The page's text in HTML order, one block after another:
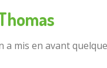
a mis en avant